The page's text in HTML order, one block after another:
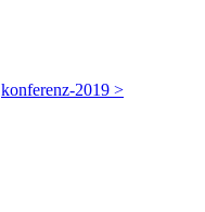
konferenz-2019 >